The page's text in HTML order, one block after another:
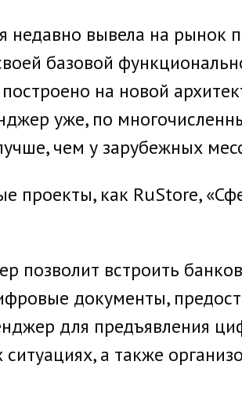
недавно вывела на рынок
базовой
на новой
уже, по
чем у зарубежных
проекты, как RuStore,
позволит встроить
документы,
для предъявления
а также